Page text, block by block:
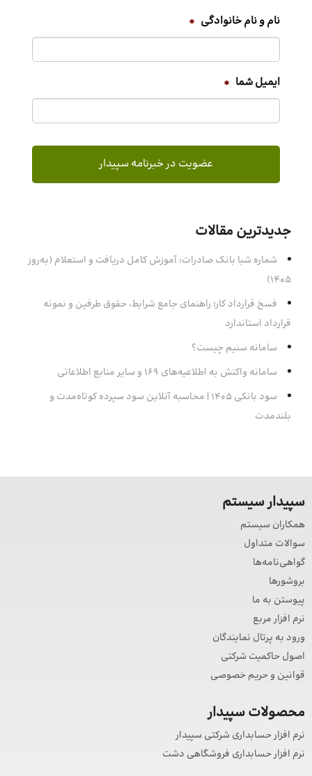
نام و نام خانوادگی *
ایمیل شما *
جدیدترین مقالات
شماره شبا بانک صادرات: آموزش کامل دریافت و استعلام (به‌روز
۱۴۰۵)
فسخ قرارداد کار؛ راهنمای جامع شرایط، حقوق طرفین و نمونه
قرارداد استاندارد
سامانه سنیم چیست؟
سامانه واکنش به اطلاعیه‌های 169 و سایر منابع اطلاعاتی
سود بانکی 1405 | محاسبه آنلاین سود سپرده‌ کوتاه‌مدت و
بلندمدت
سپیدار سیستم
همکاران سیستم
سوالات متداول
گواهی‌نامه‌ها
بروشورها
پیوستن به ما
نرم افزار مربع
ورود به پرتال نمایندگان
اصول حاکمیت شرکتی
قوانین و حریم خصوصی
محصولات سپیدار
نرم افزار حسابداری شرکتی سپیدار
نرم افزار حسابداری فروشگاهی دشت